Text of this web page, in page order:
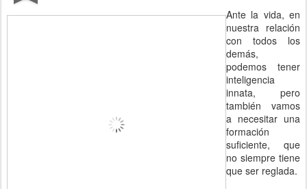
Ante la vida, en
nuestra relación
con todos los
demás,
podemos tener
inteligencia
innata, pero
también vamos
a necesitar una
formación
suficiente, que
no siempre tiene
que ser reglada.